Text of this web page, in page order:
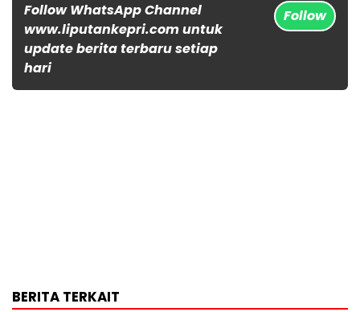
Follow WhatsApp Channel
www.liputankepri.com untuk
update berita terbaru setiap
hari
Follow
BERITA TERKAIT